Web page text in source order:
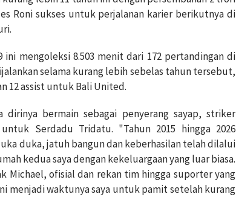
Roni sukses untuk perjalanan karier berikutnya di
ini mengoleksi 8.503 menit dari 172 pertandingan di
selama kurang lebih sebelas tahun tersebut,
12 assist untuk Bali United.
bermain sebagai penyerang sayap, striker
Serdadu Tridatu. "Tahun 2015 hingga 2026
duka, jatuh bangun dan keberhasilan telah dilalui
kedua saya dengan kekeluargaan yang luar biasa.
Michael, ofisial dan rekan tim hingga suporter yang
menjadi waktunya saya untuk pamit setelah kurang